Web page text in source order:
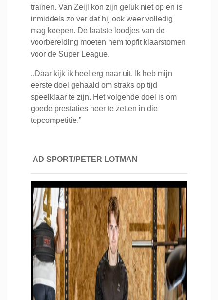
trainen. Van Zeijl kon zijn geluk niet op en is
inmiddels zo ver dat hij ook weer volledig
mag keepen. De laatste loodjes van de
voorbereiding moeten hem topfit klaarstomen
voor de Super League.
,,Daar kijk ik heel erg naar uit. Ik heb mijn
eerste doel gehaald om straks op tijd
speelklaar te zijn. Het volgende doel is om
goede prestaties neer te zetten in die
topcompetitie.”
AD SPORT/PETER LOTMAN